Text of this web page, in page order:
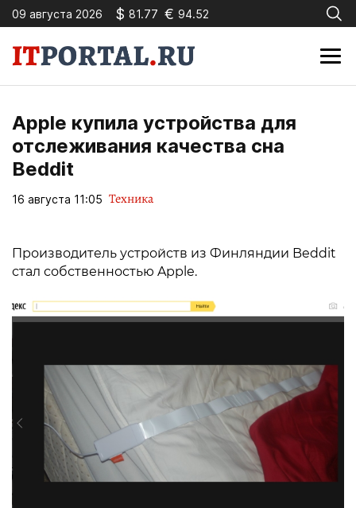
09 августа 2026 $ 81.77 € 94.52
Apple купила устройства для
отслеживания качества сна
Beddit
16 августа 11:05 Техника
Производитель устройств из Финляндии Beddit
стал собственностью Apple.